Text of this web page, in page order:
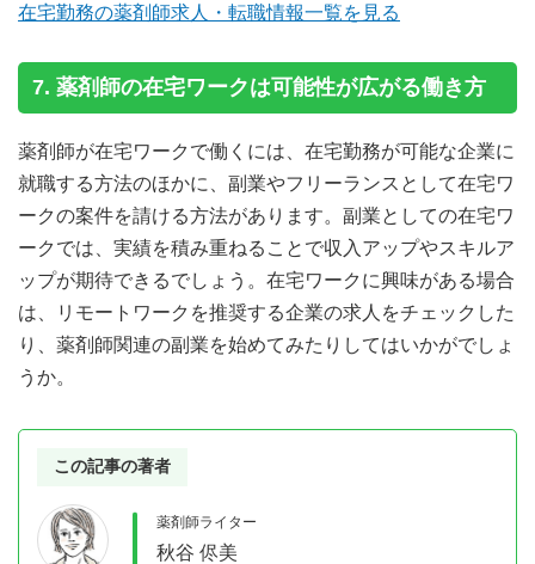
在宅勤務の薬剤師求人・転職情報一覧を見る
7. 薬剤師の在宅ワークは可能性が広がる働き方
薬剤師が在宅ワークで働くには、在宅勤務が可能な企業に
就職する方法のほかに、副業やフリーランスとして在宅ワ
ークの案件を請ける方法があります。副業としての在宅ワ
ークでは、実績を積み重ねることで収入アップやスキルア
ップが期待できるでしょう。在宅ワークに興味がある場合
は、リモートワークを推奨する企業の求人をチェックした
り、薬剤師関連の副業を始めてみたりしてはいかがでしょ
うか。
この記事の著者
薬剤師ライター
秋谷 侭美